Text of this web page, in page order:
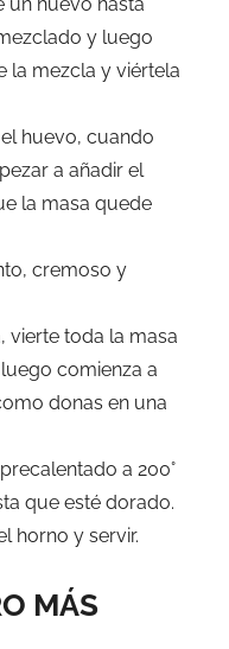
y luego
la mezcla y viértela
huevo, cuando
a añadir el
la masa quede
cremoso y
vierte toda la masa
comienza a
donas en una
a 200°
que esté dorado.
horno y servir.
MÁS